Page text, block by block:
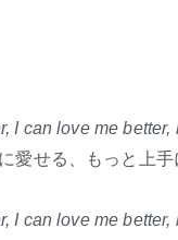
I can love me better,
愛せる、もっと上
I can love me